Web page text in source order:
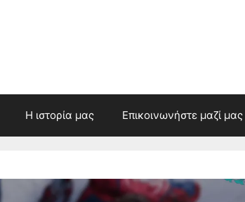
Η ιστορία μας Επικοινωνήστε μαζί μας